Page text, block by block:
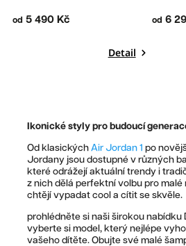
od 5 490 Kč
Detail
od 6
Ikonické styly pro budoucí
Od klasických Air Jordan 1 po
Jordany jsou dostupné v různých
které odrážejí aktuální trendy i
z nich dělá perfektní volbu pro malé
chtějí vypadat cool a cítit se skvěle.
prohlédněte si naši širokou nabídku
vyberte si model, který nejlépe
vašeho dítěte. Obujte své malé